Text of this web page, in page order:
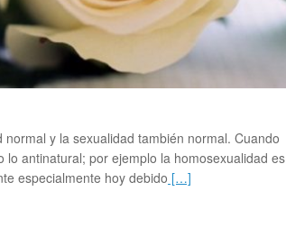
y la sexualidad también normal. Cuando
lo antinatural; por ejemplo la homosexualidad es
especialmente hoy debido […]